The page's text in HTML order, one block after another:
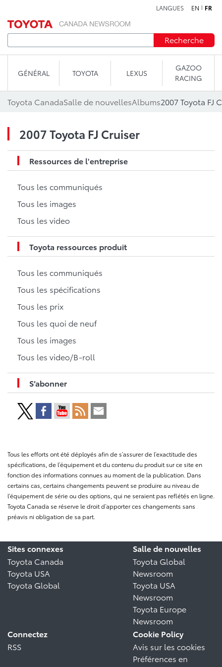
LANGUES EN FR
Recherche
GÉNÉRAL TOYOTA LEXUS
GAZOO
RACING
Toyota CanadaSalle de nouvellesAlbums2007 Toyota FJ
2007 Toyota FJ Cruiser
Ressources de l'entreprise
Tous les communiqués
Tous les images
Tous les video
Toyota ressources produit
Tous les communiqués
Tous les spécifications
Tous les prix
Tous les quoi de neuf
Tous les images
Tous les video/B-roll
S’abonner
Tous les efforts ont été déployés afin de s’assurer de l’exactitude des
spécifications, de l’équipement et du contenu du produit sur ce site en
fonction des informations connues au moment de la publication. Dans
certains cas, certains changements peuvent se produire au niveau de
l’équipement de série ou des options, qui ne seraient pas reflétés en ligne.
Toyota Canada se réserve le droit d’apporter ces changements sans
préavis ni obligation de sa part.
Sites connexes
Toyota Canada
Toyota USA
Toyota Global
Salle de nouvelles
Toyota Global
Newsroom
Toyota USA
Newsroom
Toyota Europe
Newsroom
Connectez
RSS
Cookie Policy
Avis sur les cookies
Préférences en